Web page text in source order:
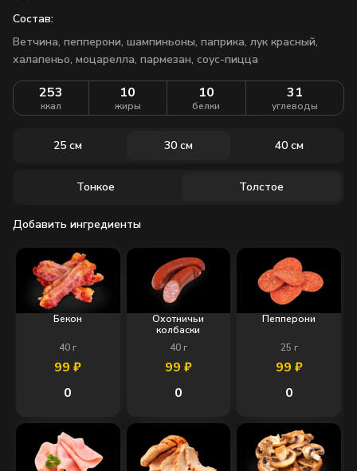
Состав:
Ветчина, пепперони, шампиньоны, паприка, лук красный,
халапеньо, моцарелла, пармезан, соус-пицца
253
ккал
10
жиры
10
белки
31
углеводы
25 см 30 см 40 см
Тонкое Толстое
Добавить ингредиенты
Бекон
40 г
99₽
0
Охотничьи
колбаски
40г
99 ₽
0
Пепперони
25 г
99 ₽
0